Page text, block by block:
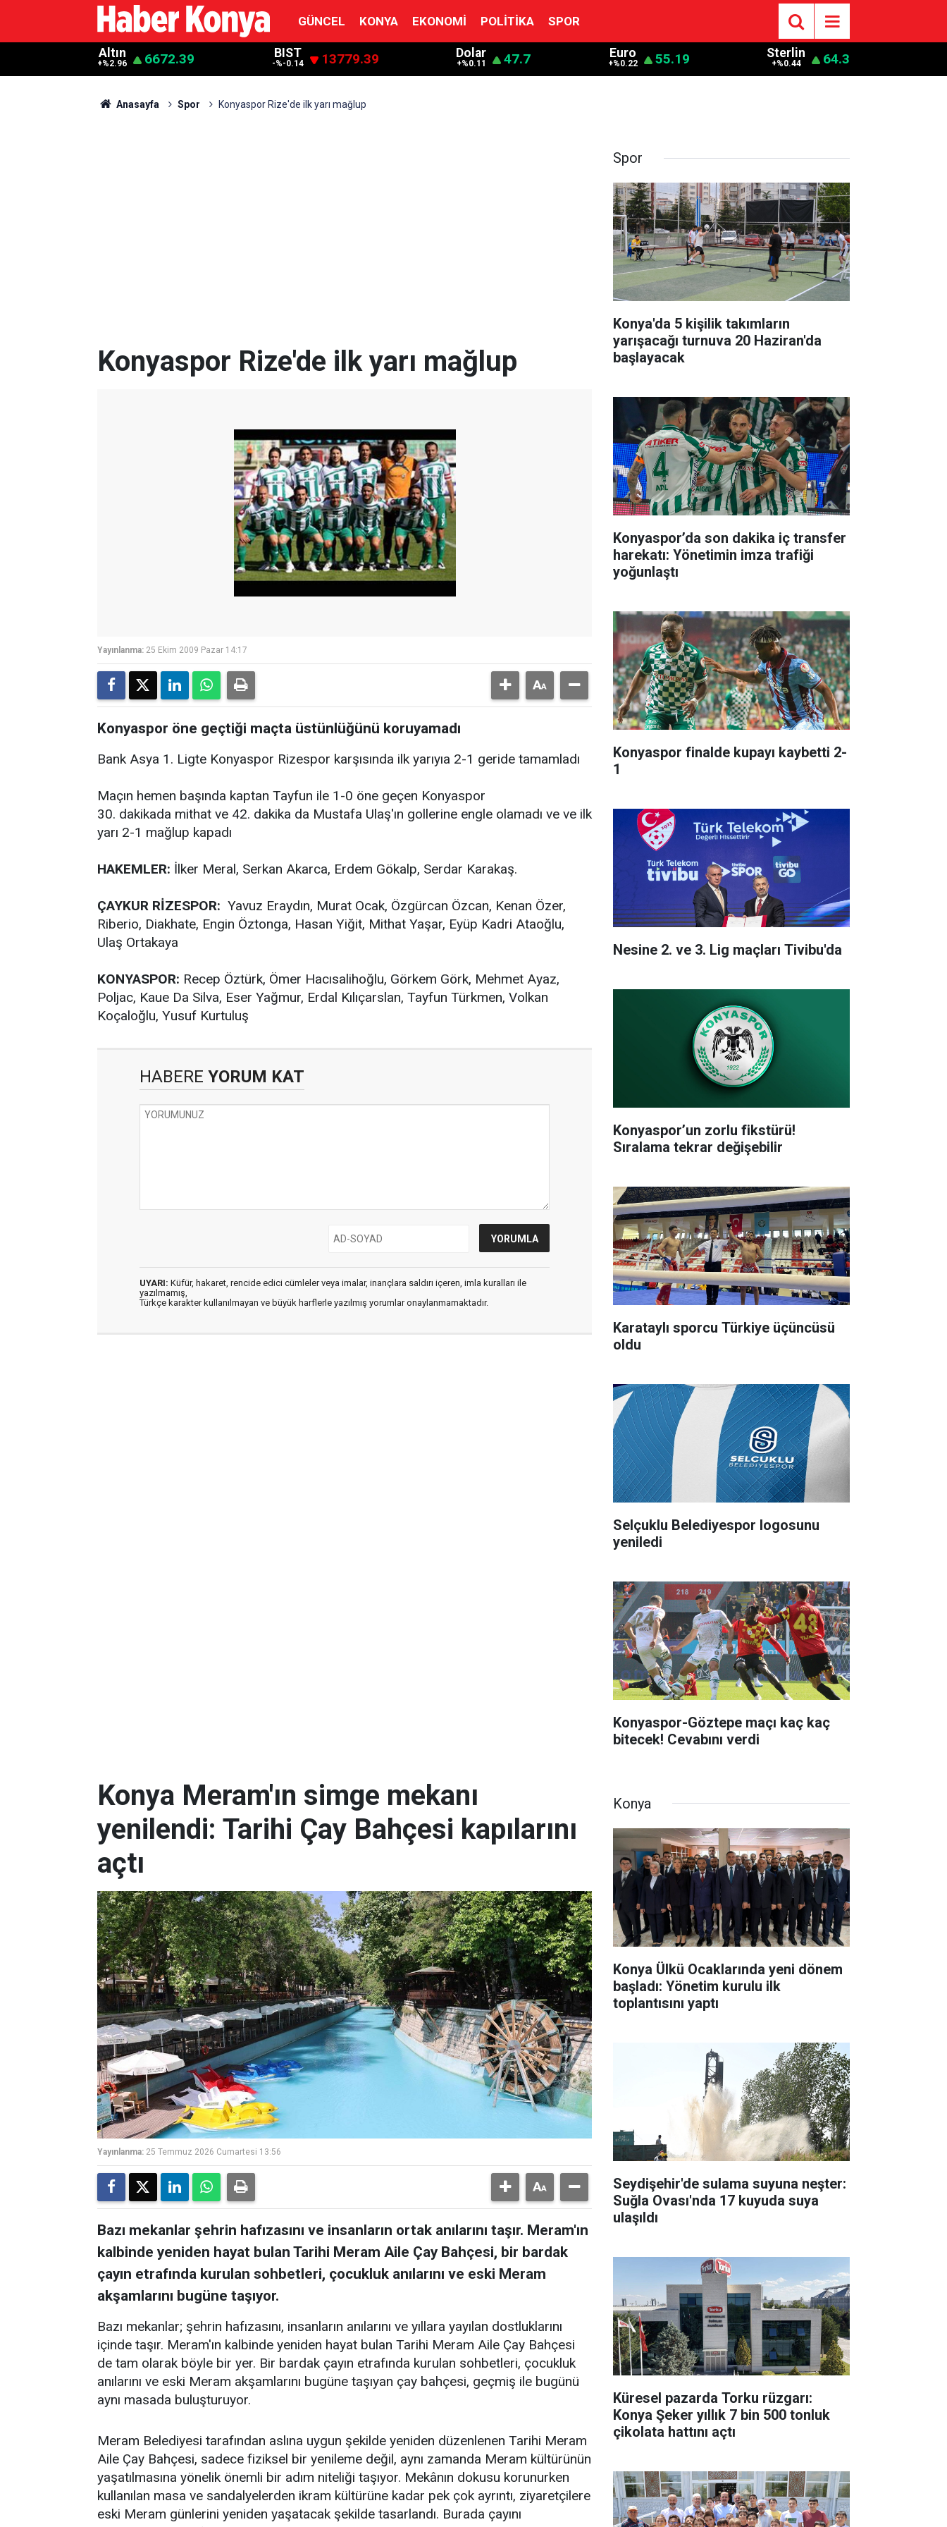
GÜNCEL KONYA EKONOMI POLITIKA SPOR
Altın
+%2.96 6672.39 BIST
-%-0.14 13779.39 Dolar
+%0.11 47.7 Euro
+%0.22 55.19 Sterlin
+%0.44 64.3
Anasayfa Spor Konyaspor Rize'de ilk yarı mağlup
Konyaspor Rize'de ilk yarı mağlup
Yayınlanma: 25 Ekim 2009 Pazar 14:17
Konyaspor öne geçtiği maçta üstünlüğünü koruyamadı
Bank Asya 1. Ligte Konyaspor Rizespor karşısında ilk yarıyıa 2-1 geride tamamladı
Maçın hemen başında kaptan Tayfun ile 1-0 öne geçen Konyaspor
30. dakikada mithat ve 42. dakika da Mustafa Ulaş'ın gollerine engle olamadı ve ve ilk
yarı 2-1 mağlup kapadı
HAKEMLER: İlker Meral, Serkan Akarca, Erdem Gökalp, Serdar Karakaş.
ÇAYKUR RİZESPOR: Yavuz Eraydın, Murat Ocak, Özgürcan Özcan, Kenan Özer,
Riberio, Diakhate, Engin Öztonga, Hasan Yiğit, Mithat Yaşar, Eyüp Kadri Ataoğlu,
Ulaş Ortakaya
KONYASPOR: Recep Öztürk, Ömer Hacısalihoğlu, Görkem Görk, Mehmet Ayaz,
Poljac, Kaue Da Silva, Eser Yağmur, Erdal Kılıçarslan, Tayfun Türkmen, Volkan
Koçaloğlu, Yusuf Kurtuluş
HABERE YORUM KAT
UYARI: Küfür, hakaret, rencide edici cümleler veya imalar, inançlara saldırı içeren, imla kuralları ile
yazılmamış,
Türkçe karakter kullanılmayan ve büyük harflerle yazılmış yorumlar onaylanmamaktadır.
Spor
Konya'da 5 kişilik takımların
yarışacağı turnuva 20 Haziran'da
başlayacak
Konyaspor’da son dakika iç transfer
harekatı: Yönetimin imza trafiği
yoğunlaştı
Konyaspor finalde kupayı kaybetti 2-
1
Nesine 2. ve 3. Lig maçları Tivibu'da
Konyaspor’un zorlu fikstürü!
Sıralama tekrar değişebilir
Karataylı sporcu Türkiye üçüncüsü
oldu
Selçuklu Belediyespor logosunu
yeniledi
Konyaspor-Göztepe maçı kaç kaç
bitecek! Cevabını verdi
Konya Meram'ın simge mekanı
yenilendi: Tarihi Çay Bahçesi kapılarını
açtı
Yayınlanma: 25 Temmuz 2026 Cumartesi 13:56
Bazı mekanlar şehrin hafızasını ve insanların ortak anılarını taşır. Meram'ın
kalbinde yeniden hayat bulan Tarihi Meram Aile Çay Bahçesi, bir bardak
çayın etrafında kurulan sohbetleri, çocukluk anılarını ve eski Meram
akşamlarını bugüne taşıyor.
Bazı mekanlar; şehrin hafızasını, insanların anılarını ve yıllara yayılan dostluklarını
içinde taşır. Meram'ın kalbinde yeniden hayat bulan Tarihi Meram Aile Çay Bahçesi
de tam olarak böyle bir yer. Bir bardak çayın etrafında kurulan sohbetleri, çocukluk
anılarını ve eski Meram akşamlarını bugüne taşıyan çay bahçesi, geçmiş ile bugünü
aynı masada buluşturuyor.
Meram Belediyesi tarafından aslına uygun şekilde yeniden düzenlenen Tarihi Meram
Aile Çay Bahçesi, sadece fiziksel bir yenileme değil, aynı zamanda Meram kültürünün
yaşatılmasına yönelik önemli bir adım niteliği taşıyor. Mekânın dokusu korunurken
kullanılan masa ve sandalyelerden ikram kültürüne kadar pek çok ayrıntı, ziyaretçilere
eski Meram günlerini yeniden yaşatacak şekilde tasarlandı. Burada çayını
Konya
Konya Ülkü Ocaklarında yeni dönem
başladı: Yönetim kurulu ilk
toplantısını yaptı
Seydişehir'de sulama suyuna neşter:
Suğla Ovası'nda 17 kuyuda suya
ulaşıldı
Küresel pazarda Torku rüzgarı:
Konya Şeker yıllık 7 bin 500 tonluk
çikolata hattını açtı